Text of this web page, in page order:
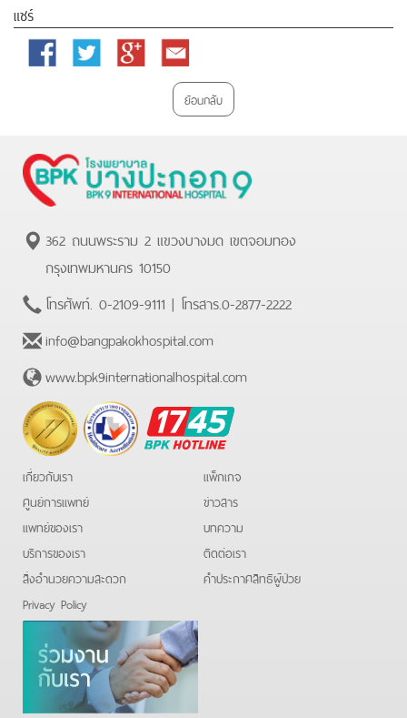
แชร์
Facebook Twitter
Google
Email
ย้อนกลับ
362 ถนนพระราม 2 แขวงบางมด เขตจอมทอง
กรุงเทพมหานคร 10150
โทรศัพท์. 0-2109-9111 | โทรสาร.0-2877-2222
info@bangpakokhospital.com
www.bpk9internationalhospital.com
BPK
Hotline
เกี่ยวกับเรา
ศูนย์การแพทย์
แพทย์ของเรา
บริการของเรา
สิ่งอำนวยความสะดวก
Privacy Policy
แพ็กเกจ
ข่าวสาร
บทความ
ติดต่อเรา
คําประกาศสิทธิผู้ป่วย